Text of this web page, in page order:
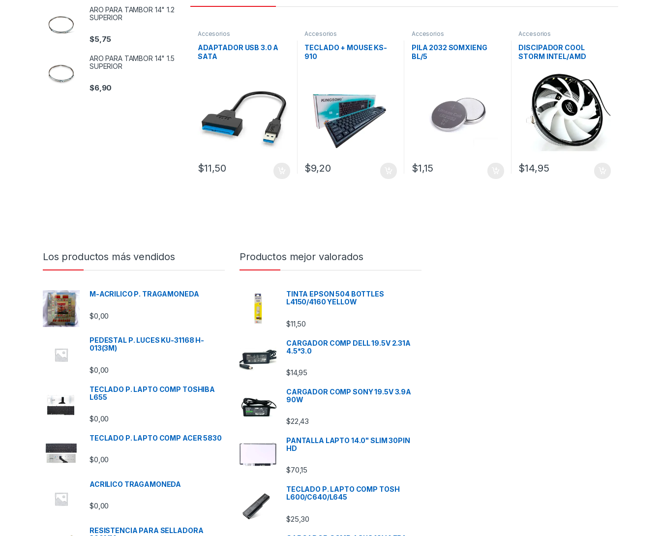
Accesorios
ADAPTADOR USB 3.0 A
SATA
$11,50
Accesorios
TECLADO + MOUSE KS-
910
$9,20
Accesorios
PILA 2032 SOMXIENG
BL/5
$1,15
Accesorios
DISCIPADOR COOL
STORM INTEL/AMD
$14,95
ARO PARA TAMBOR 14" 1.2
SUPERIOR
$5,75
ARO PARA TAMBOR 14" 1.5
SUPERIOR
$6,90
Los productos más vendidos
M-ACRILICO P. TRAGAMONEDA
$0,00
PEDESTAL P. LUCES KU-31168 H-
013(3M)
$0,00
TECLADO P. LAPTO COMP TOSHIBA
L655
$0,00
TECLADO P. LAPTO COMP ACER 5830
$0,00
ACRILICO TRAGAMONEDA
$0,00
RESISTENCIA PARA SELLADORA
Productos mejor valorados
TINTA EPSON 504 BOTTLES
L4150/4160 YELLOW
$11,50
CARGADOR COMP DELL 19.5V 2.31A
4.5*3.0
$14,95
CARGADOR COMP SONY 19.5V 3.9A
90W
$22,43
PANTALLA LAPTO 14.0" SLIM 30PIN
HD
$70,15
TECLADO P. LAPTO COMP TOSH
L600/C640/L645
$25,30